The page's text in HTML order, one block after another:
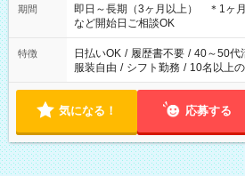
□13:00～21:00(実働7h/休憩1h) ●サクッと短時間♪ □15:00～
期間
即日～長期（3ヶ月以上） ＊1ヶ
など開始日ご相談OK
特徴 日払いOK / 履歴書不要 / 40～50代
服装自由 / シフト勤務 / 10名以上
気になる！ 応募する